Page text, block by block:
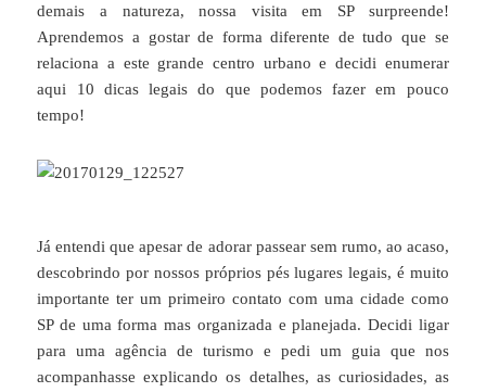
demais a natureza, nossa visita em SP surpreende!
Aprendemos a gostar de forma diferente de tudo que se
relaciona a este grande centro urbano e decidi enumerar
aqui 10 dicas legais do que podemos fazer em pouco
tempo!
Já entendi que apesar de adorar passear sem rumo, ao acaso,
descobrindo por nossos próprios pés lugares legais, é muito
importante ter um primeiro contato com uma cidade como
SP de uma forma mas organizada e planejada. Decidi ligar
para uma agência de turismo e pedi um guia que nos
acompanhasse explicando os detalhes, as curiosidades, as